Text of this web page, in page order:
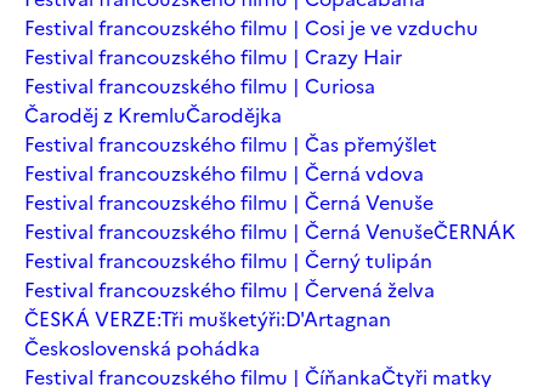
Festival francouzského filmu | Cosi je ve vzduchu
Festival francouzského filmu | Crazy Hair
Festival francouzského filmu | Curiosa
Čaroděj z KremluČarodějka
Festival francouzského filmu | Čas přemýšlet
Festival francouzského filmu | Černá vdova
Festival francouzského filmu | Černá Venuše
Festival francouzského filmu | Černá VenušeČERNÁK
Festival francouzského filmu | Černý tulipán
Festival francouzského filmu | Červená želva
ČESKÁ VERZE:Tři mušketýři:D'Artagnan
Československá pohádka
Festival francouzského filmu | ČíňankaČtyři matky